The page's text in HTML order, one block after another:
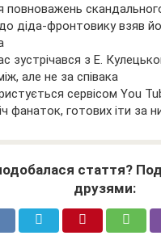
повноважень
діда-фронтовику взяв
зустрічався з Е.
але не за співака
сервісом You
фанаток, готових іти за
стаття?
друзями: